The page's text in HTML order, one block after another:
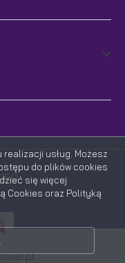
usług. Możesz
do plików cookies
się więcej
Cookies oraz Polityką